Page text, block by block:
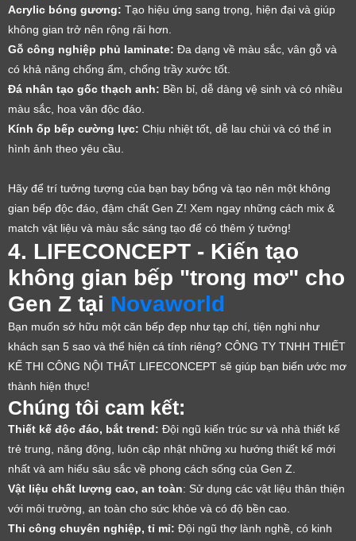
Acrylic bóng gương: Tạo hiệu ứng sang trọng, hiện đại và giúp
không gian trở nên rộng rãi hơn.
Gỗ công nghiệp phủ laminate: Đa dạng về màu sắc, vân gỗ và
có khả năng chống ẩm, chống trầy xước tốt.
Đá nhân tạo gốc thạch anh: Bền bỉ, dễ dàng vệ sinh và có nhiều
màu sắc, hoa văn độc đáo.
Kính ốp bếp cường lực: Chịu nhiệt tốt, dễ lau chùi và có thể in
hình ảnh theo yêu cầu.
Hãy để trí tưởng tượng của bạn bay bổng và tạo nên một không
gian bếp độc đáo, đậm chất Gen Z! Xem ngay những cách mix &
match vật liệu và màu sắc sáng tạo để có thêm ý tưởng!
4. LIFECONCEPT - Kiến tạo
không gian bếp "trong mơ" cho
Gen Z tại Novaworld
Bạn muốn sở hữu một căn bếp đẹp như tạp chí, tiện nghi như
khách sạn 5 sao và thể hiện cá tính riêng? CÔNG TY TNHH THIẾT
KẾ THI CÔNG NỘI THẤT LIFECONCEPT sẽ giúp bạn biến ước mơ
thành hiện thực!
Chúng tôi cam kết:
Thiết kế độc đáo, bắt trend: Đội ngũ kiến trúc sư và nhà thiết kế
trẻ trung, năng động, luôn cập nhật những xu hướng thiết kế mới
nhất và am hiểu sâu sắc về phong cách sống của Gen Z.
Vật liệu chất lượng cao, an toàn: Sử dụng các vật liệu thân thiện
với môi trường, an toàn cho sức khỏe và có độ bền cao.
Thi công chuyên nghiệp, tỉ mỉ: Đội ngũ thợ lành nghề, có kinh